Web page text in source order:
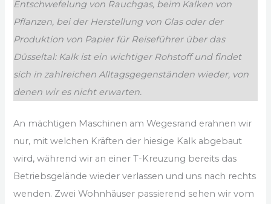
Entschwefelung von Rauchgas, beim Kalken von
Pflanzen, bei der Herstellung von Glas oder der
Produktion von Papier für Reiseführer über das
Düsseltal: Kalk ist ein wichtiger Rohstoff und findet
sich in zahlreichen Alltagsgegenständen wieder, von
denen wir es nicht erwarten.
An mächtigen Maschinen am Wegesrand erahnen wir
nur, mit welchen Kräften der hiesige Kalk abgebaut
wird, während wir an einer T-Kreuzung bereits das
Betriebsgelände wieder verlassen und uns nach rechts
wenden. Zwei Wohnhäuser passierend sehen wir vom